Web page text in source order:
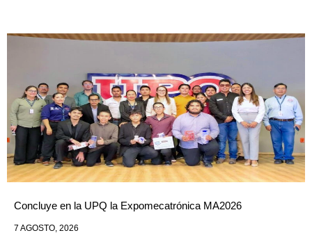
Concluye en la UPQ la Expomecatrónica MA2026
7 AGOSTO, 2026